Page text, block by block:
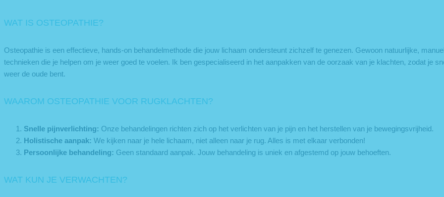
WAT IS OSTEOPATHIE?
Osteopathie is een effectieve, hands-on behandelmethode die jouw lichaam ondersteunt zichzelf te genezen. Gewoon natuurlijke,
technieken die je helpen om je weer goed te voelen. Ik ben gespecialiseerd in het aanpakken van de oorzaak van je klachten, zodat je
weer de oude bent.
WAAROM OSTEOPATHIE VOOR RUGKLACHTEN?
Snelle pijnverlichting: Onze behandelingen richten zich op het verlichten van je pijn en het herstellen van je bewegingsvrijheid.
Holistische aanpak: We kijken naar je hele lichaam, niet alleen naar je rug. Alles is met elkaar verbonden!
Persoonlijke behandeling: Geen standaard aanpak. Jouw behandeling is uniek en afgestemd op jouw behoeften.
WAT KUN JE VERWACHTEN?